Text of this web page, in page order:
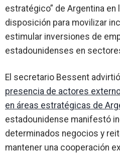
estratégico” de Argentina en
disposición para movilizar
estimular inversiones de
estadounidenses en
El secretario Bessent
presencia de actores
en áreas estratégicas de
estadounidense manifestó
determinados negocios y
mantener una cooperación